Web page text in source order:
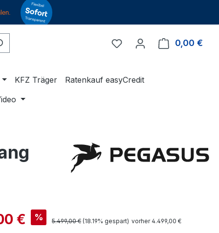
Du hast 0 Produkte auf
0,00 €
KFZ Träger
Ratenkauf easyCredit
€ % Regulärer Preis:
5.499,00 € (18.19% gespart) vorher 4.499,00 €